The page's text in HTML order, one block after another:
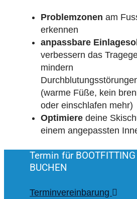
Problemzonen am
erkennen
anpassbare
verbessern das
mindern
(warme Füße, kein
oder einschlafen mehr)
Optimiere deine
einem angepassten
Termin für BOOTFITTING
BUCHEN
Terminvereinbarung